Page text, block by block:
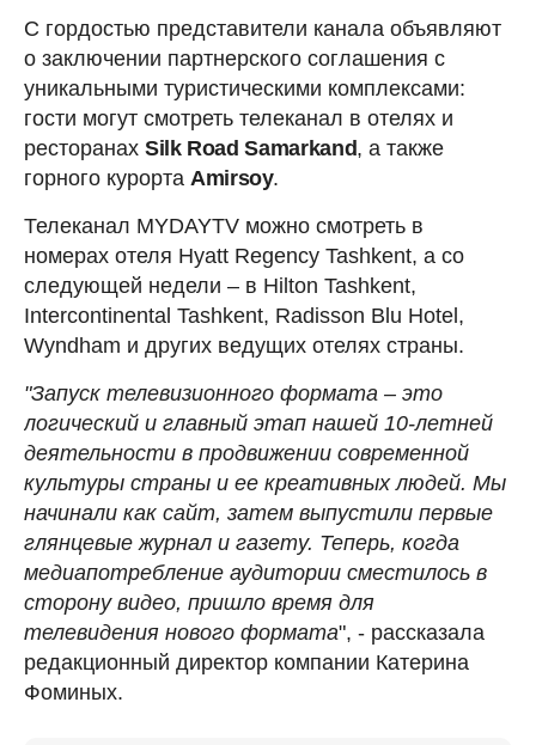
С гордостью представители канала объявляют
о заключении партнерского соглашения с
уникальными туристическими комплексами:
гости могут смотреть телеканал в отелях и
ресторанах Silk Road Samarkand, а также
горного курорта Amirsoy.
Телеканал MYDAYTV можно смотреть в
номерах отеля Hyatt Regency Tashkent, а со
следующей недели – в Hilton Tashkent,
Intercontinental Tashkent, Radisson Blu Hotel,
Wyndham и других ведущих отелях страны.
"Запуск телевизионного формата – это
логический и главный этап нашей 10-летней
деятельности в продвижении современной
культуры страны и ее креативных людей. Мы
начинали как сайт, затем выпустили первые
глянцевые журнал и газету. Теперь, когда
медиапотребление аудитории сместилось в
сторону видео, пришло время для
телевидения нового формата", - рассказала
редакционный директор компании Катерина
Фоминых.